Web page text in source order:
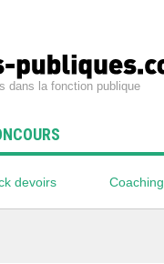
dans la fonction publique
devoirs Coaching